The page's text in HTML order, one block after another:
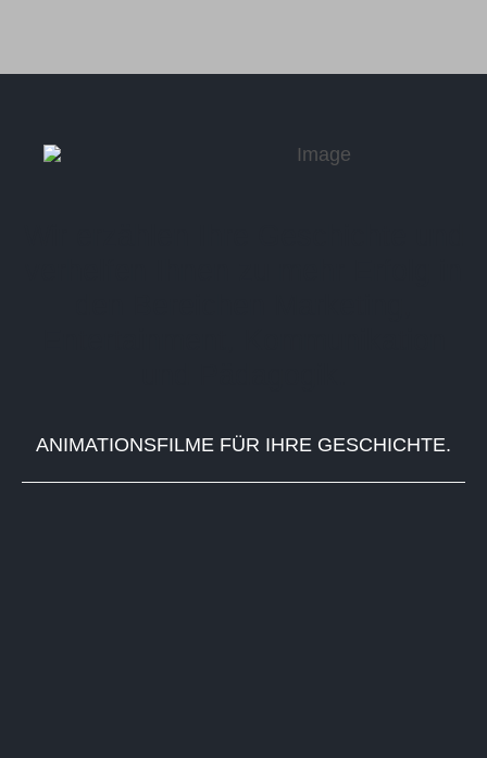
ANIMATIONSFILME FÜR IHRE GESCHICHTE.